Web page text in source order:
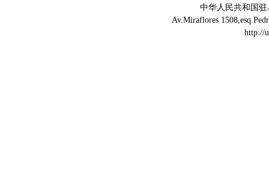
中华人民共和国
Av.Miraflores
http://